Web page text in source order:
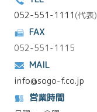
052-551-1111 (代表)
FAX
052-551-1115
MAIL
info@sogo-f.co.jp
営業時間